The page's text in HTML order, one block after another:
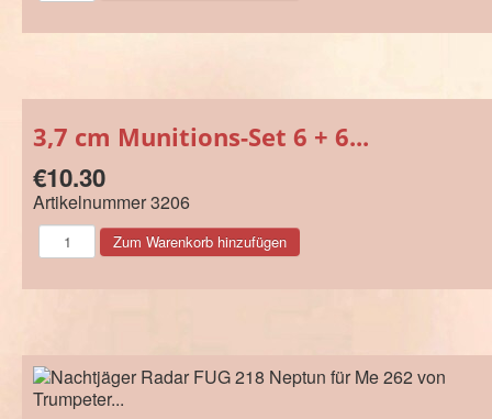
3,7 cm Munitions-Set 6 + 6...
€10.30
Artikelnummer3206